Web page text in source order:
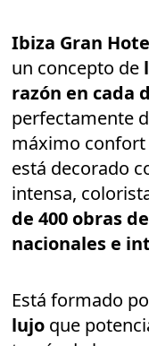
Ibiza Gran
un concepto de
razón en cada
perfectamente
máximo confort
está decorado
intensa,
de 400 obras
nacionales e
Está formado
lujo que